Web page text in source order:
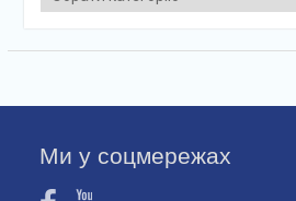
Ми у соцмережах